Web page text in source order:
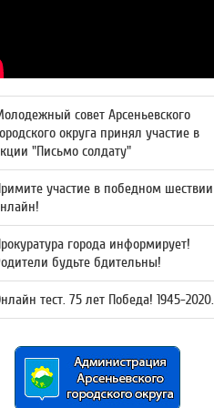
совет Арсеньевского
округа принял участие в
"Письмо солдату"
участие в победном шествии
города информирует!
будьте бдительны!
тест. 75 лет Победа! 1945-2020.